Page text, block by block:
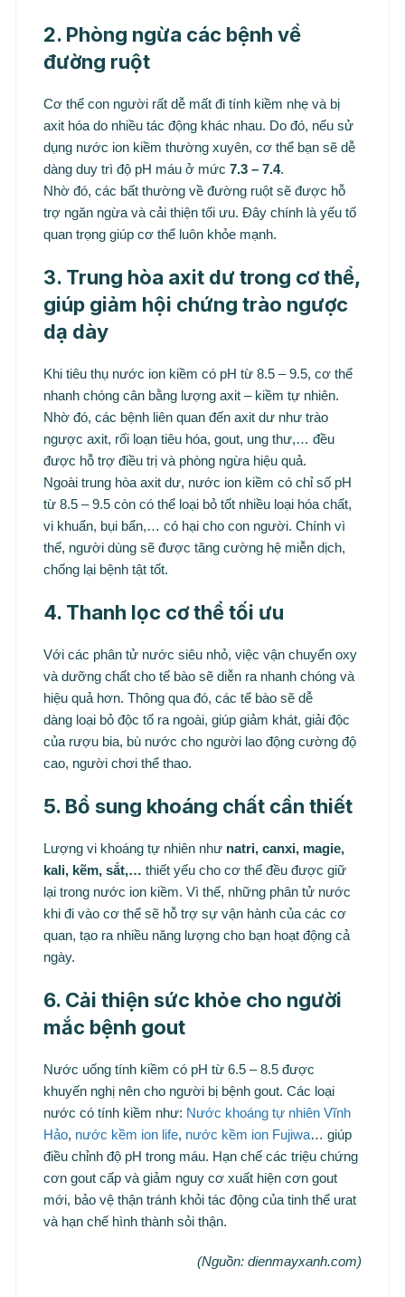
2. Phòng ngừa các bệnh về
đường ruột
Cơ thể con người rất dễ mất đi tính kiềm nhẹ và bị
axit hóa do nhiều tác động khác nhau. Do đó, nếu sử
dụng nước ion kiềm thường xuyên, cơ thể bạn sẽ dễ
dàng duy trì độ pH máu ở mức7.3 – 7.4.
Nhờ đó, các bất thường về đường ruột sẽ được hỗ
trợ ngăn ngừa và cải thiện tối ưu. Đây chính là yếu tố
quan trọng giúp cơ thể luôn khỏe mạnh.
3. Trung hòa axit dư trong cơ thể,
giúp giảm hội chứng trào ngược
dạ dày
Khi tiêu thụ nước ion kiềm có pH từ 8.5 – 9.5, cơ thể
nhanh chóng cân bằng lượng axit – kiềm tự nhiên.
Nhờ đó, các bệnh liên quan đến axit dư như trào
ngược axit, rối loạn tiêu hóa, gout, ung thư,… đều
được hỗ trợ điều trị và phòng ngừa hiệu quả.
Ngoài trung hòa axit dư, nước ion kiềm có chỉ số pH
từ 8.5 – 9.5 còn có thể loại bỏ tốt nhiều loại hóa chất,
vi khuẩn, bụi bẩn,… có hại cho con người. Chính vì
thế, người dùng sẽ được tăng cường hệ miễn dịch,
chống lại bệnh tật tốt.
4. Thanh lọc cơ thể tối ưu
Với các phân tử nước siêu nhỏ, việc vận chuyển oxy
và dưỡng chất cho tế bào sẽ diễn ra nhanh chóng và
hiệu quả hơn. Thông qua đó, các tế bào sẽ dễ
dàng loại bỏ độc tố ra ngoài, giúp giảm khát, giải độc
của rượu bia, bù nước cho người lao động cường độ
cao, người chơi thể thao.
5. Bổ sung khoáng chất cần thiết
Lượng vi khoáng tự nhiên như natri, canxi, magie,
kali, kẽm, sắt,… thiết yếu cho cơ thể đều được giữ
lại trong nước ion kiềm. Vì thế, những phân tử nước
khi đi vào cơ thể sẽ hỗ trợ sự vận hành của các cơ
quan, tạo ra nhiều năng lượng cho bạn hoạt động cả
ngày.
6. Cải thiện sức khỏe cho người
mắc bệnh gout
Nước uống tính kiềm có pH từ 6.5 – 8.5 được
khuyến nghị nên cho người bị bệnh gout. Các loại
nước có tính kiềm như: Nước khoáng tự nhiên Vĩnh
Hảo, nước kềm ion life, nước kềm ion Fujiwa… giúp
điều chỉnh độ pH trong máu. Hạn chế các triệu chứng
cơn gout cấp và giảm nguy cơ xuất hiện cơn gout
mới, bảo vệ thận tránh khỏi tác động của tinh thể urat
và hạn chế hình thành sỏi thận.
(Nguồn: dienmayxanh.com)